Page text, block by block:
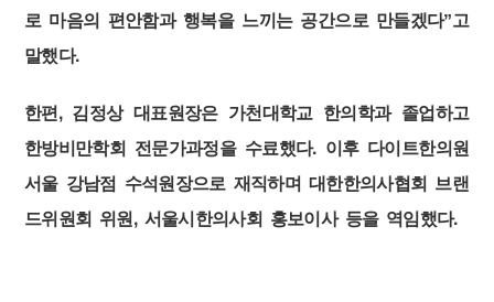
로 마음의 편안함과 행복을 느끼는 공간으로 만들겠다”고
말했다.
한편, 김정상 대표원장은 가천대학교 한의학과 졸업하고
한방비만학회 전문가과정을 수료했다. 이후 다이트한의원
서울 강남점 수석원장으로 재직하며 대한한의사협회 브랜
드위원회 위원, 서울시한의사회 홍보이사 등을 역임했다.